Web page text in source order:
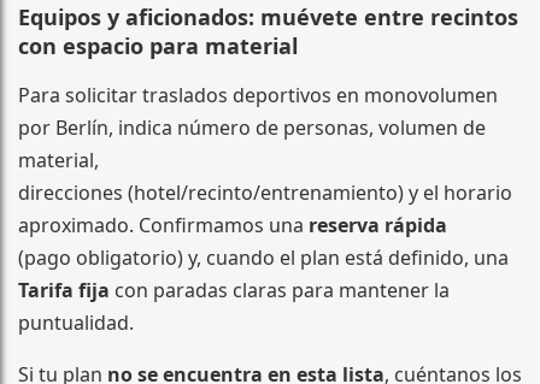
Equipos y aficionados: muévete entre recintos
con espacio para material
Para solicitar traslados deportivos en monovolumen
por Berlín, indica número de personas, volumen de
material,
direcciones (hotel/recinto/entrenamiento) y el horario
aproximado. Confirmamos una reserva rápida
(pago obligatorio) y, cuando el plan está definido, una
Tarifa fija con paradas claras para mantener la
puntualidad.
Si tu plan no se encuentra en esta lista, cuéntanos los